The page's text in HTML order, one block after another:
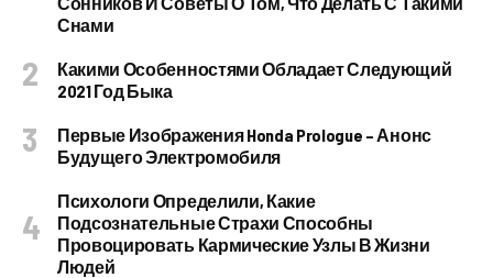
Снами
Какими Особенностями Обладает Следующий
2021 Год Быка
Первые Изображения Honda Prologue – Анонс
Будущего Электромобиля
Психологи Определили, Какие
Подсознательные Страхи Способны
Провоцировать Кармические Узлы В Жизни
Людей